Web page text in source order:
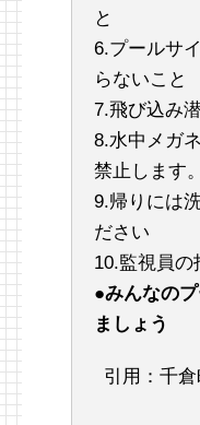
と
6.プールサ
らないこと
7.飛び込み
8.水中メガ
禁止します
9.帰りには
ださい
10.監視員の
●みんなの
ましょう
引用：千